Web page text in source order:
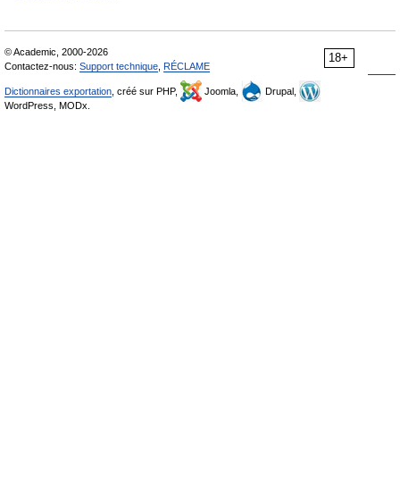
18+
© Academic, 2000-2026
Contactez-nous: Support technique RÉCLAME
Dictionnaires exportation , créé sur PHP, Joomla,
Drupal,
WordPress, MODx.